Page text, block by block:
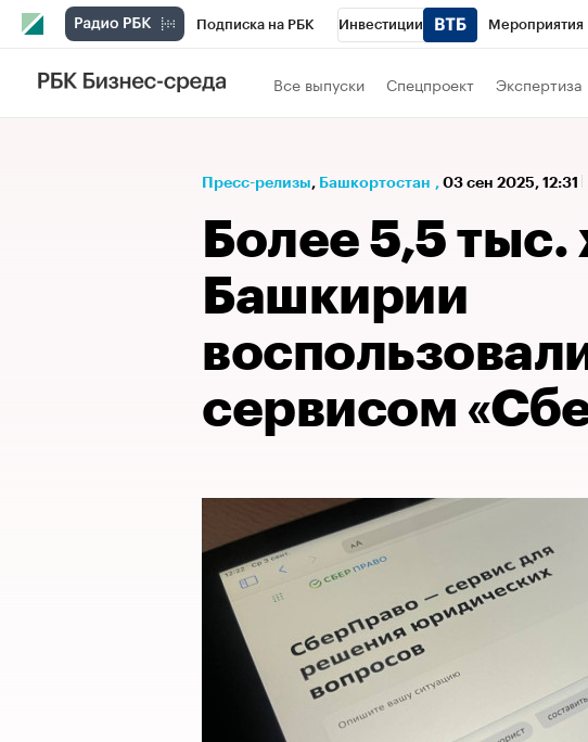
Подписка на РБК Инвестиции Мероприятия
РБК Вино
Проверка контрагентов Политика
Все выпуски Спецпроект Экспертиза
Пресс-релизы⁠, Башкортостан , 03 сен 2025, 12:31
Более 5,5
Башкирии
сервисом